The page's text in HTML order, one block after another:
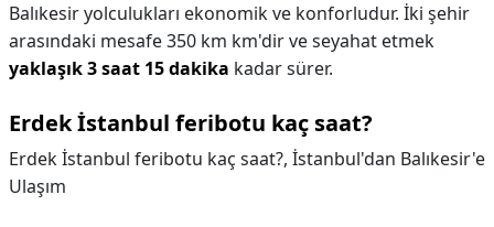
Balıkesir yolculukları ekonomik ve konforludur. İki şehir
arasındaki mesafe 350 km km'dir ve seyahat etmek
yaklaşık 3 saat 15 dakika kadar sürer.
Erdek İstanbul feribotu kaç saat?
Erdek İstanbul feribotu kaç saat?, İstanbul'dan Balıkesir'e
Ulaşım